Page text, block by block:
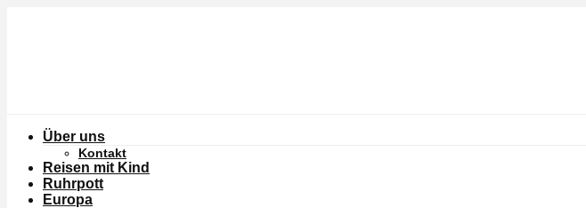
Über uns
Kontakt
Reisen mit Kind
Ruhrpott
Europa